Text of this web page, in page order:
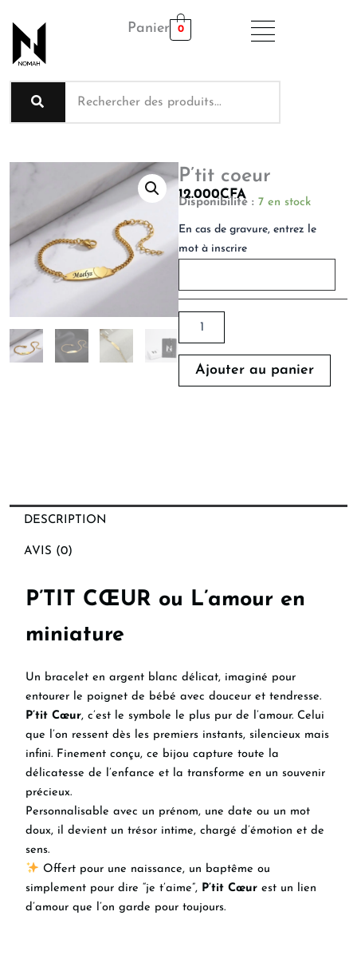
contenu
Panier 0
P’tit coeur
12.000CFA
Disponibilité : 7 en stock
En cas de gravure, entrez le
mot à inscrire
quantité
P’tit
coeur
Ajouter au panier
DESCRIPTION
AVIS (0)
P’TIT CŒUR ou L’amour en
miniature
Un bracelet en argent blanc délicat, imaginé pour
entourer le poignet de bébé avec douceur et tendresse.
P’tit Cœur, c’est le symbole le plus pur de l’amour. Celui
que l’on ressent dès les premiers instants, silencieux mais
infini. Finement conçu, ce bijou capture toute la
délicatesse de l’enfance et la transforme en un souvenir
précieux.
Personnalisable avec un prénom, une date ou un mot
doux, il devient un trésor intime, chargé d’émotion et de
sens.
Offert pour une naissance, un baptême ou
simplement pour dire “je t’aime”, P’tit Cœur est un lien
d’amour que l’on garde pour toujours.